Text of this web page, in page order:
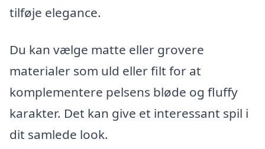
tilføje elegance.
Du kan vælge matte eller grovere
materialer som uld eller filt for at
komplementere pelsens bløde og fluffy
karakter. Det kan give et interessant spil i
dit samlede look.